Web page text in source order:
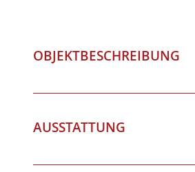
OBJEKTBESCHREIBUNG
AUSSTATTUNG